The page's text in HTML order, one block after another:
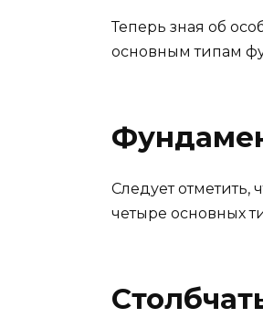
Теперь зная об
основным типам
Следует отметить,
четыре основных